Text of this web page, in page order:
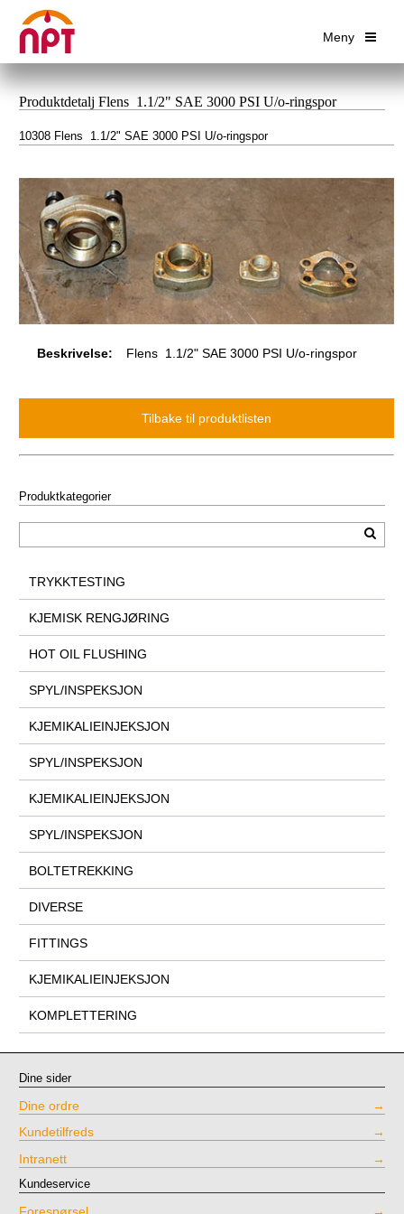
Meny
Produktdetalj Flens 1.1/2" SAE 3000 PSI U/o-ringspor
10308 Flens 1.1/2" SAE 3000 PSI U/o-ringspor
Beskrivelse: Flens 1.1/2" SAE 3000 PSI U/o-ringspor
Produktkategorier
TRYKKTESTING
KJEMISK RENGJØRING
HOT OIL FLUSHING
SPYL/INSPEKSJON
KJEMIKALIEINJEKSJON
SPYL/INSPEKSJON
KJEMIKALIEINJEKSJON
SPYL/INSPEKSJON
BOLTETREKKING
DIVERSE
FITTINGS
KJEMIKALIEINJEKSJON
KOMPLETTERING
Dine sider
Dine ordre
Kundetilfreds
Intranett
Kundeservice
Forespørsel